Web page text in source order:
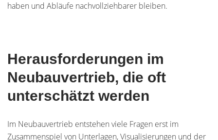
haben und Abläufe nachvollziehbarer bleiben.
Herausforderungen im
Neubauvertrieb, die oft
unterschätzt werden
Im Neubauvertrieb entstehen viele Fragen erst im
Zusammenspiel von Unterlagen, Visualisierungen und der